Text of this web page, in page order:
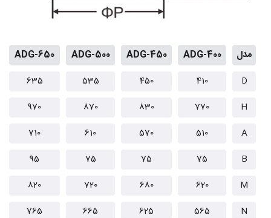
مدل ADG-400
ADG-450
ADG-500
ADG-650
D
410
450
535
635
H
770
830
870
970
A
510
570
610
710
B
75
75
75
95
M
620
680
720
820
N
565
625
665
765